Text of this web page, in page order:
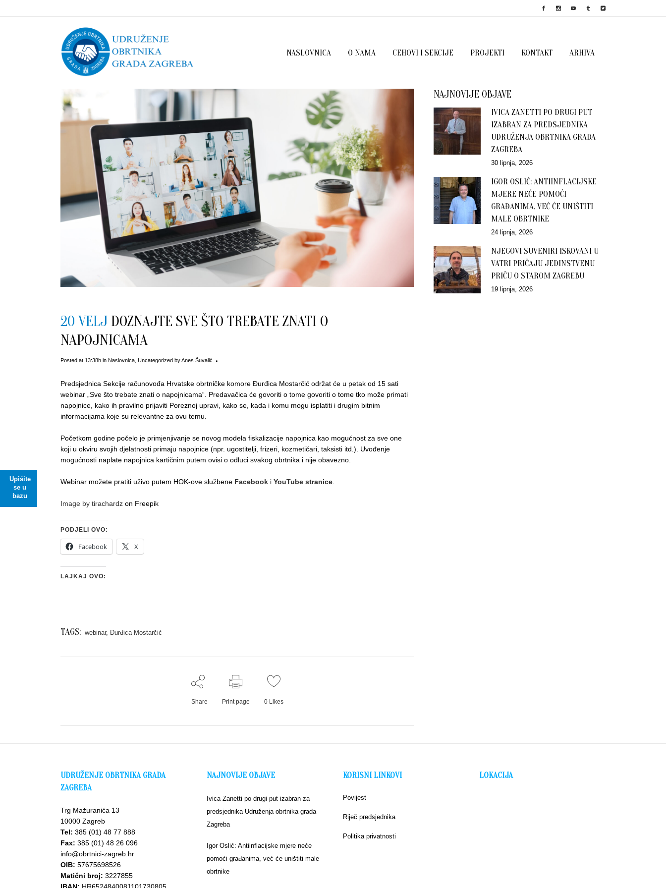
NASLOVNICA O NAMA CEHOVI I SEKCIJE PROJEKTI KONTAKT ARHIVA
Upišite
se u
bazu
20 VELJ DOZNAJTE SVE ŠTO TREBATE ZNATI O
NAPOJNICAMA
Posted at 13:38h in Naslovnica Uncategorized byAnes Šuvalić
Predsjednica Sekcije računovođa Hrvatske obrtničke komore Đurđica Mostarčić održat će u petak od 15 sati
webinar „Sve što trebate znati o napojnicama“. Predavačica će govoriti o tome govoriti o tome tko može primati
napojnice, kako ih pravilno prijaviti Poreznoj upravi, kako se, kada i komu mogu isplatiti i drugim bitnim
informacijama koje su relevantne za ovu temu.
Početkom godine počelo je primjenjivanje se novog modela fiskalizacije napojnica kao mogućnost za sve one
koji u okviru svojih djelatnosti primaju napojnice (npr. ugostitelji, frizeri, kozmetičari, taksisti itd.). Uvođenje
mogućnosti naplate napojnica kartičnim putem ovisi o odluci svakog obrtnika i nije obavezno.
Webinar možete pratiti uživo putem HOK-ove službene Facebook i YouTube stranice
Image by tirachardz on Freepik
PODJELI OVO:
Facebook X
LAJKAJ OVO:
TAGS: webinar, Đurđica Mostarčić
Share Print page 0Likes
NAJNOVIJE OBJAVE
IVICA ZANETTI PO DRUGI PUT
IZABRAN ZA PREDSJEDNIKA
UDRUŽENJA OBRTNIKA GRADA
ZAGREBA
30 lipnja, 2026
IGOR OSLIĆ: ANTIINFLACIJSKE
MJERE NEĆE POMOĆI
GRAĐANIMA, VEĆ ĆE UNIŠTITI
MALE OBRTNIKE
24 lipnja, 2026
NJEGOVI SUVENIRI ISKOVANI U
VATRI PRIČAJU JEDINSTVENU
PRIČU O STAROM ZAGREBU
19 lipnja, 2026
UDRUŽENJE OBRTNIKA GRADA
ZAGREBA
Trg Mažuranića 13
10000 Zagreb
Tel: 385 (01) 48 77 888
Fax: 385 (01) 48 26 096
info@obrtnici-zagreb.hr
OIB: 57675698526
Matični broj: 3227855
NAJNOVIJE OBJAVE
Ivica Zanetti po drugi put izabran za
predsjednika Udruženja obrtnika grada
Zagreba
Igor Oslić: Antiinflacijske mjere neće
pomoći građanima, već će uništiti male
obrtnike
KORISNI LINKOVI
Povijest
Riječ predsjednika
Politika privatnosti
LOKACIJA